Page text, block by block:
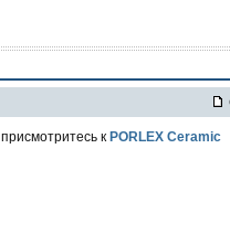
присмотритесь к PORLEX Ceramic